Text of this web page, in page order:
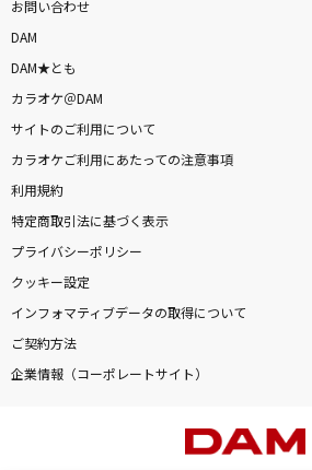
お問い合わせ
DAM
DAM★とも
カラオケ＠DAM
サイトのご利用について
カラオケご利用にあたっての注意事項
利用規約
特定商取引法に基づく表示
プライバシーポリシー
クッキー設定
インフォマティブデータの取得について
ご契約方法
企業情報（コーポレートサイト）